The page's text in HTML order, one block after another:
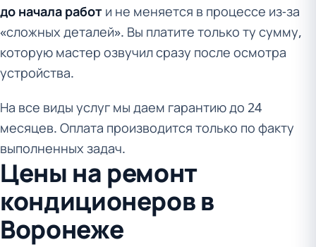
до начала работ и не меняется в процессе из-за
«сложных деталей». Вы платите только ту сумму,
которую мастер озвучил сразу после осмотра
устройства.
На все виды услуг мы даем гарантию до 24
месяцев. Оплата производится только по факту
выполненных задач.
Цены на ремонт
кондиционеров в
Воронеже